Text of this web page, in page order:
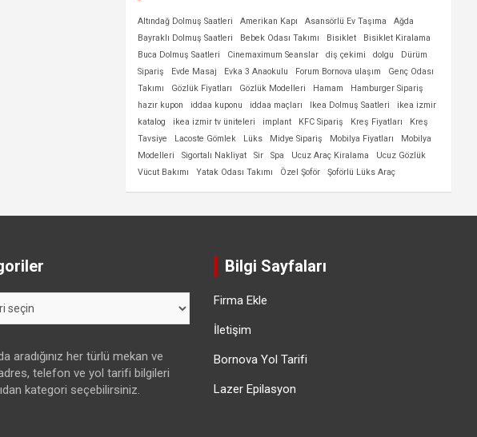
Altındağ Dolmuş Saatleri Amerikan Kapı Asansörlü Ev Taşıma
Ağda
Bayraklı Dolmuş Saatleri
Bebek Odası Takımı Bisiklet
Bisiklet Kiralama
Buca Dolmuş Saatleri
Cinemaximum Seanslar diş çekimi dolgu
Dürüm
Sipariş
Evde Masaj Evka 3 Anaokulu Forum Bornova ulaşım
Genç Odası
Takımı
Gözlük Fiyatları Gözlük Modelleri Hamam
Hamburger Sipariş
hazır kupon
iddaa kuponu iddaa maçları Ikea Dolmuş Saatleri
ikea izmir
katalog
ikea izmir tv üniteleri implant KFC Sipariş Kreş Fiyatları
Kreş
Tavsiye
Lacoste Gömlek Lüks Midye Sipariş Mobilya Fiyatları
Mobilya
Modelleri
Sigortalı Nakliyat Sir Spa Ucuz Araç Kiralama
Ucuz Gözlük
Vücut Bakımı
Yatak Odası Takımı Özel Şoför Şoförlü Lüks Araç
aradığınız her türlü mekan ve
telefon ve yol tarifi bilgileri
kategori seçebilirsiniz.
Bilgi Sayfaları
Firma Ekle
İletişim
Bornova Yol Tarifi
Lazer Epilasyon